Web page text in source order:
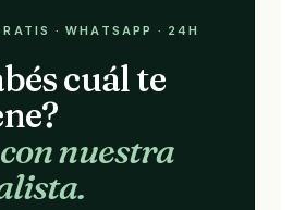
· WHATSAPP · 24H
cuál te
nuestra